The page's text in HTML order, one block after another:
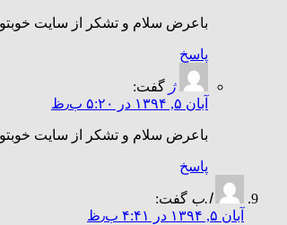
باعرض سلام و تشکر از سایت
پاسخ
ژ گفت:
آبان ۵, ۱۳۹۴ در ۵:۲۰ ب٫ظ
باعرض سلام و تشکر از سایت
پاسخ
ا.ب گفت:
آبان ۵, ۱۳۹۴ در ۴:۴۱ ب٫ظ